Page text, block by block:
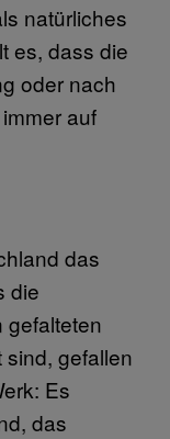
natürliches
es, dass die
oder nach
auf
das
die
gefallen
Es
das